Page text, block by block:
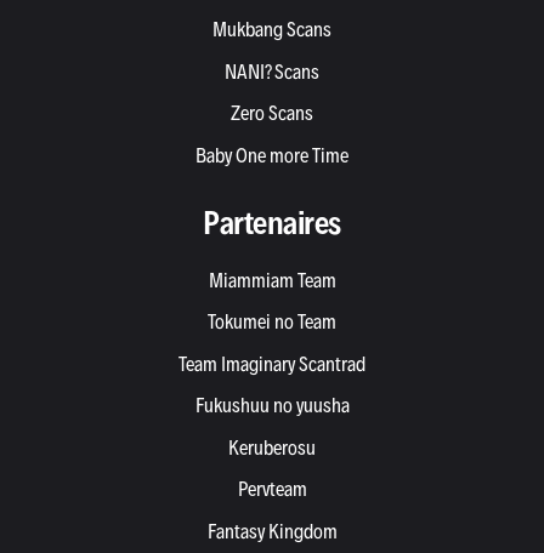
Mukbang Scans
NANI? Scans
Zero Scans
Baby One more Time
Partenaires
Miammiam Team
Tokumei no Team
Team Imaginary Scantrad
Fukushuu no yuusha
Keruberosu
Pervteam
Fantasy Kingdom